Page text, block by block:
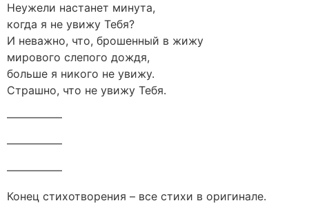
Неужели настанет минута,
когда я не увижу Тебя?
И неважно, что, брошенный в жижу
мирового слепого дождя,
больше я никого не увижу.
Страшно, что не увижу Тебя.
—————
—————
—————
Конец стихотворения – все стихи в оригинале.